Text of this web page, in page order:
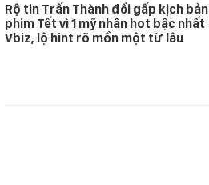
Rộ tin Trấn Thành đổi gấp kịch bản
phim Tết vì 1 mỹ nhân hot bậc nhất
Vbiz, lộ hint rõ mồn một từ lâu